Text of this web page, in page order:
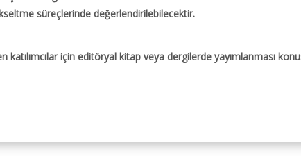
süreçlerinde değerlendirilebilecektir.
için editöryal kitap veya dergilerde yayımlanması